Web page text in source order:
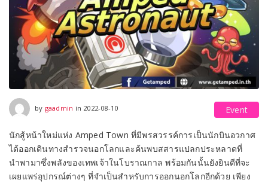
by gaadmin in 2022-08-10 Event
นักสู้หน้าใหม่แห่ง Amped Town ที่มีพรสวรรค์การเป็นนักบินอวกาศ
ได้ออกเดินทางสำรวจนอกโลกและค้นพบสสารแปลกประหลาดที่
นำพามาซึ่งพลังของเทพเจ้าในโบราณกาล พร้อมกันนั้นยังยินดีที่จะ
เผยแพร่อุปกรณ์ต่างๆ ที่จำเป็นสำหรับการออกนอกโลกอีกด้วย เพียง